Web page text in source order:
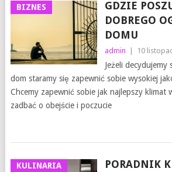
BIZNES
GDZIE
DOBREGO
DOMU
admin 10
Jeżeli decydujemy
dom staramy się zapewnić sobie wysokiej
Chcemy zapewnić sobie jak najlepszy klimat
zadbać o obejście i poczucie
KULINARIA
PORADNIK